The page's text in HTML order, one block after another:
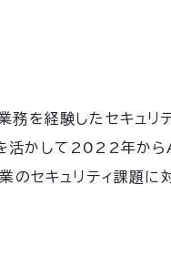
を経験したセキュリ
活かして2022年か
のセキュリティ課題